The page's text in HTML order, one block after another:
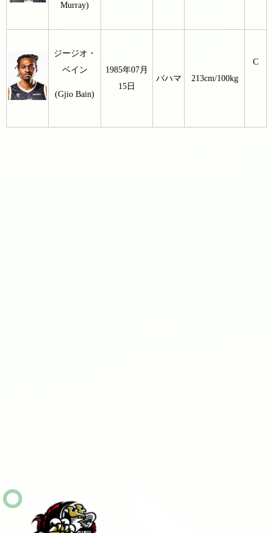
Murray)
ジージオ・
ベイン
(Gjio Bain)
1985年07月
15日
バハマ 213cm/100kg
C